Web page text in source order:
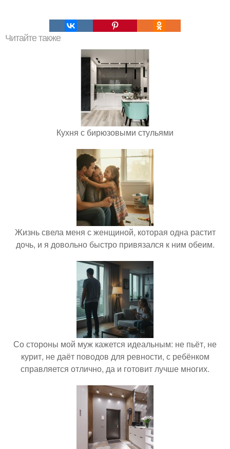
Читайте также
Кухня с бирюзовыми стульями
Жизнь свела меня с женщиной, которая одна растит
дочь, и я довольно быстро привязался к ним обеим.
Со стороны мой муж кажется идеальным: не пьёт, не
курит, не даёт поводов для ревности, с ребёнком
справляется отлично, да и готовит лучше многих.